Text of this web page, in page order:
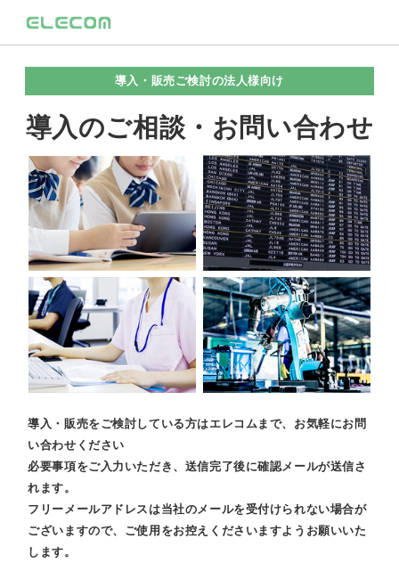
導入・販売ご検討の法人様向け
導入のご相談・お問い合わせ
導入・販売をご検討している方はエレコムまで、お気軽にお問
い合わせください
必要事項をご入力いただき、送信完了後に確認メールが送信さ
れます。
フリーメールアドレスは当社のメールを受付けられない場合が
ございますので、ご使用をお控えくださいますようお願いいた
します。